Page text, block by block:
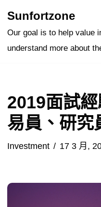
Skip
Sunfortzone
Our goal is to help value
understand more about
2019面試
易員、研究
Investment 17 3 月,